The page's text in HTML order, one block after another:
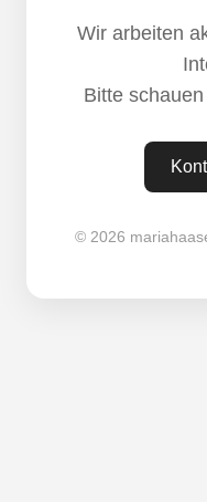
Wir arbeiten
Bitte
© 2026